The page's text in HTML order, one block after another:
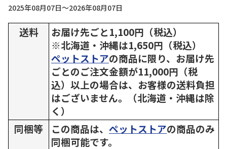
2025年08月07日～2026年08月07日
送料
お届け先ごと1,100円（税込）
※北海道・沖縄は1,650円（税込）
ペットストアの商品に限り、お届け先
ごとのご注文金額が11,000円（税
込）以上の場合は、お客様の送料負担
はございません。（北海道・沖縄は除
く）
同梱等
この商品は、 ペットストアの商品のみ
同梱可能です。